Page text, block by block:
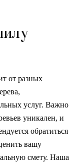
от разных
услуг. Важно
уникален, и
обратиться
вашу
смету. Наша